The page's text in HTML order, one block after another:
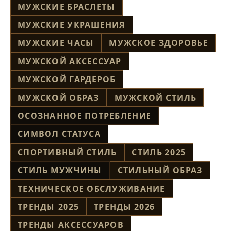
МУЖСКИЕ БРАСЛЕТЫ
МУЖСКИЕ УКРАШЕНИЯ
МУЖСКИЕ ЧАСЫ
МУЖСКОЕ ЗДОРОВЬЕ
МУЖСКОЙ АКСЕССУАР
МУЖСКОЙ ГАРДЕРОБ
МУЖСКОЙ ОБРАЗ
МУЖСКОЙ СТИЛЬ
ОСОЗНАННОЕ ПОТРЕБЛЕНИЕ
СИМВОЛ СТАТУСА
СПОРТИВНЫЙ СТИЛЬ
СТИЛЬ 2025
СТИЛЬ МУЖЧИНЫ
СТИЛЬНЫЙ ОБРАЗ
ТЕХНИЧЕСКОЕ ОБСЛУЖИВАНИЕ
ТРЕНДЫ 2025
ТРЕНДЫ 2026
ТРЕНДЫ АКСЕССУАРОВ